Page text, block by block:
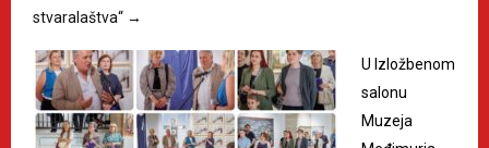
stvaralaštva“ →
U Izložbenom
salonu
Muzeja